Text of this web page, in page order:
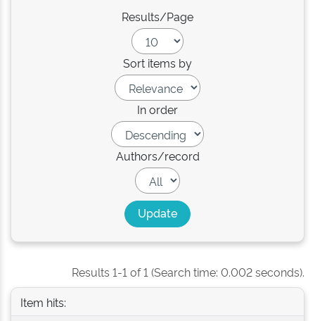
Results/Page
Sort items by
In order
Authors/record
Results 1-1 of 1 (Search time: 0.002 seconds).
Item hits: